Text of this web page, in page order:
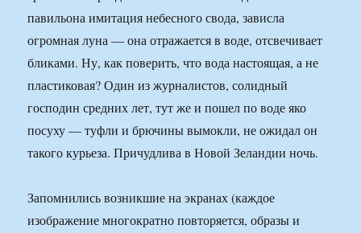
павильона имитация небесного свода, зависла
огромная луна — она отражается в воде, отсвечивает
бликами. Ну, как поверить, что вода настоящая, а не
пластиковая? Один из журналистов, солидный
господин средних лет, тут же и пошел по воде яко
посуху — туфли и брючины вымокли, не ожидал он
такого курьеза. Причудлива в Новой Зеландии ночь.
Запомнились возникшие на экранах (каждое
изображение многократно повторяется, образы и